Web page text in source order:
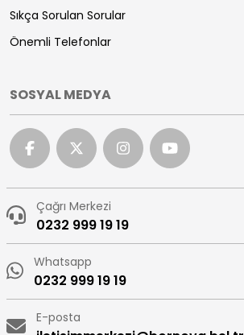
Sıkça Sorulan Sorular
Önemli Telefonlar
SOSYAL MEDYA
Çağrı Merkezi
0232 999 19 19
Whatsapp
0232 999 19 19
E-posta